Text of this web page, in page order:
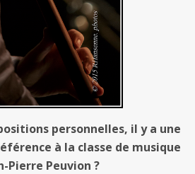
personnelles, il y a une
à la classe de musique
Pierre Peuvion ?